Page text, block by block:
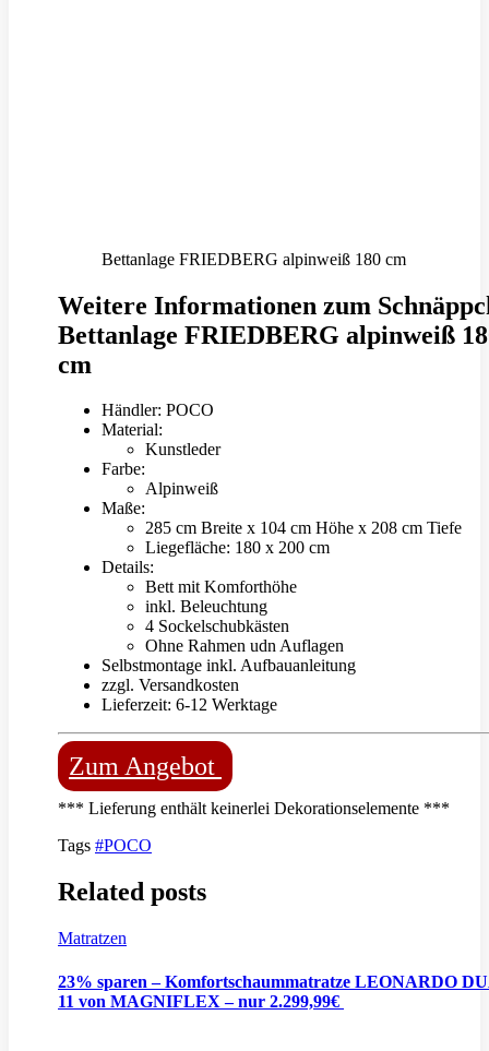
Bettanlage FRIEDBERG alpinweiß 180 cm
Weitere Informationen zum
Bettanlage FRIEDBERG alpinweiß
cm
Händler: POCO
Material:
Kunstleder
Farbe:
Alpinweiß
Maße:
285 cm Breite x 104 cm Höhe x 208 cm Tiefe
Liegefläche: 180 x 200 cm
Details:
Bett mit Komforthöhe
inkl. Beleuchtung
4 Sockelschubkästen
Ohne Rahmen udn Auflagen
Selbstmontage inkl. Aufbauanleitung
zzgl. Versandkosten
Lieferzeit: 6-12 Werktage
Zum Angebot
*** Lieferung enthält keinerlei Dekorationselemente ***
Tags #POCO
Related posts
Matratzen
23% sparen – Komfortschaummatratze LEONARDO
11 von MAGNIFLEX – nur 2.299,99€